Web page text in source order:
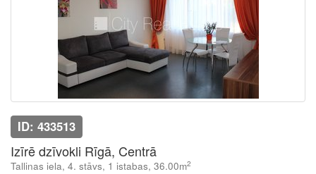
ID: 433513
Izīrē dzīvokli Rīgā, Centrā
Tallinas iela, 4. stāvs, 1 istabas, 36.00m2